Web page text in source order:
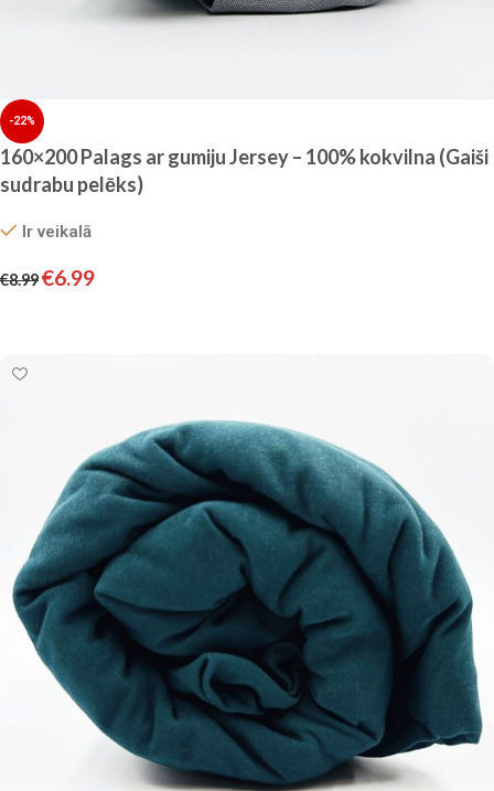
-22%
160×200 Palags ar gumiju Jersey – 100% kokvilna (Gaiši
sudrabu pelēks)
Ir veikalā
€8.99€6.99